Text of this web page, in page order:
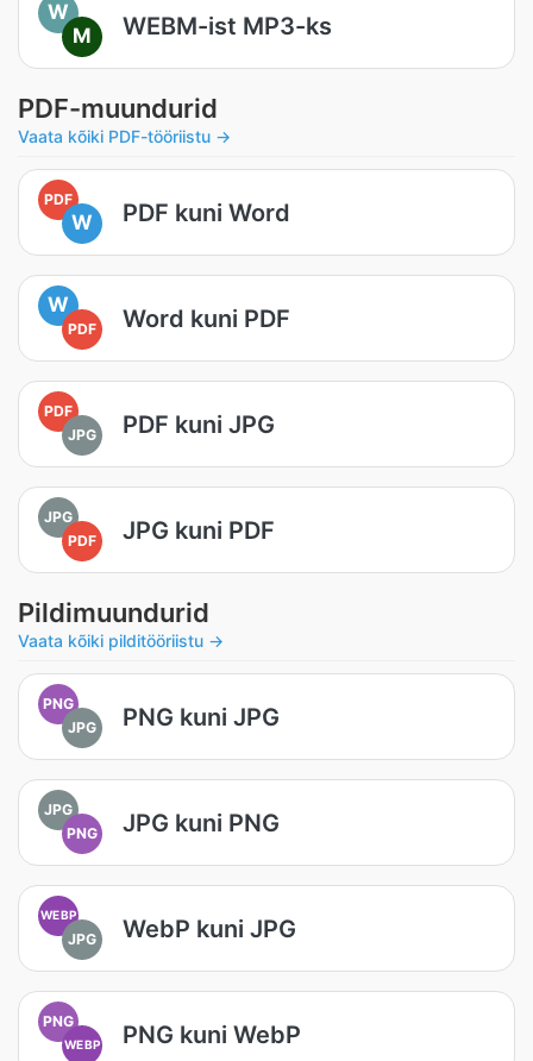
W
M
WEBM-ist MP3-ks
PDF-muundurid
Vaata kõiki PDF-tööriistu →
PDF
W PDF kuni Word
W
PDF Word kuni PDF
PDF
JPG
PDF kuni JPG
JPG
PDF
JPG kuni PDF
Pildimuundurid
Vaata kõiki pilditööriistu →
PNG
JPG
PNG kuni JPG
JPG
PNG
JPG kuni PNG
WEBP
JPG WebP kuni JPG
PNG
WEBP PNG kuni WebP